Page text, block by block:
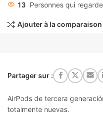
13 Personnes qui
Ajouter à la comparaison
Partager sur :
AirPods de tercera
totalmente nuevas.